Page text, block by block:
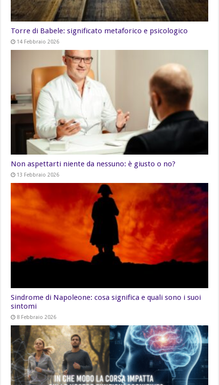
Torre di Babele: significato metaforico e psicologico
14 Febbraio 2026
Non aspettarti niente da nessuno: è giusto o no?
13 Febbraio 2026
Sindrome di Napoleone: cosa significa e quali sono i suoi
sintomi
8 Febbraio 2026